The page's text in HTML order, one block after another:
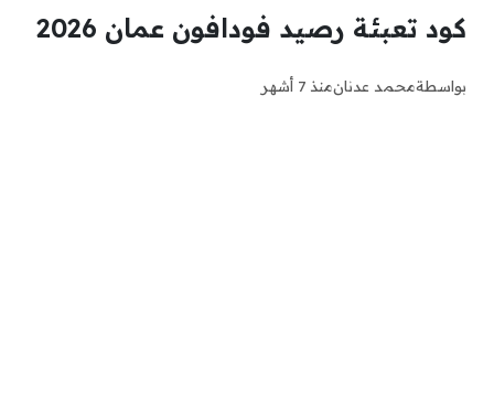
كود تعبئة رصيد فودافون عمان 2026
بواسطةمحمد عدنانمنذ 7 أشهر